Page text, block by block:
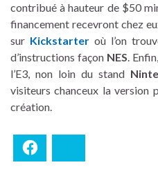
contribué à hauteur de $50
financement recevront chez
sur Kickstarter où l’on
d’instructions façon NES.
l’E3, non loin du stand
visiteurs chanceux la version
création.